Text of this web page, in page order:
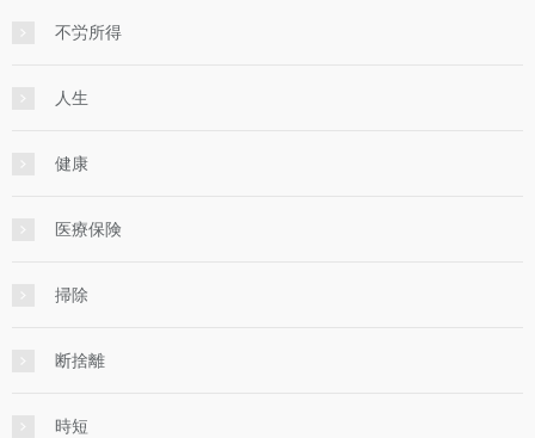
不労所得
人生
健康
医療保険
掃除
断捨離
時短